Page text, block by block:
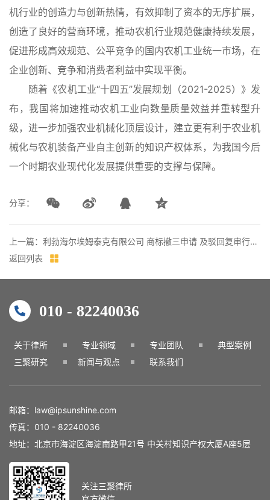
机行业的创造力与创新热情，有效抑制了资本的无序扩展，
创造了良好的营商环境，推动农机行业规范健康持续发展，
促进形成高效规范、公平竞争的国内农机工业统一市场，在
企业创新、竞争和消费者利益中实现平衡。
随着《农机工业“十四五”发展规划（2021-2025）》发
布，我国将加速推动农机工业向数量质量效益并重转型升
级，进一步加强农业机械化顶层设计，建立更有利于农业机
械化与农机装备产业自主创新的知识产权体系，为我国今后
一个时期农业现代化发展提供重要的支撑与保障。
分享：
上一篇：利勃海尔埃姆泰克有限公司 商标撤三申请 及驳回复审行政诉讼案
返回列表
010 - 82240036
关于律所 专业领域 专业团队
典型案例
三聚研究
新闻与观点 联系我们
邮箱： law@ipsunshine.com
传真： 010 - 82240036
地址：北京市海淀区海淀南路甲21号 中关村知识产权大厦A座5层
关注三聚律所